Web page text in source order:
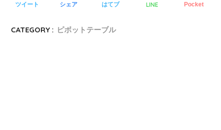
ツイート シェア はてブ LINE Pocket
CATEGORY : ピボットテーブル